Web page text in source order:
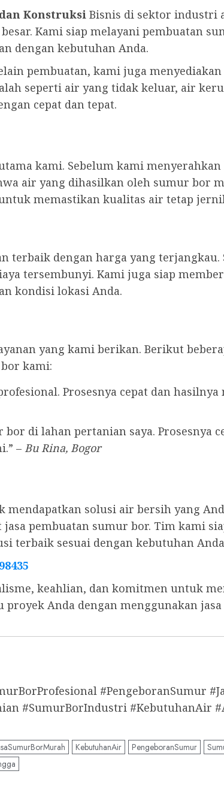
Konstruksi Bisnis di sektor industri
Kami siap melayani pembuatan
dengan kebutuhan Anda.
pembuatan, kami juga
seperti air yang tidak keluar, air
cepat dan tepat.
kami. Sebelum kami
air yang dihasilkan oleh sumur bor
memastikan kualitas air tetap
terbaik dengan harga yang
tersembunyi. Kami juga siap
kondisi lokasi Anda.
yang kami berikan. Berikut
kami:
Prosesnya cepat dan
bor di lahan pertanian saya. Prosesnya
– Bu Rina, Bogor
solusi air bersih yang
pembuatan sumur bor. Tim kami
terbaik sesuai dengan kebutuhan
keahlian, dan komitmen untuk
Anda dengan menggunakan
#PengeboranSumur
#SumurBorIndustri #KebutuhanAir
KebutuhanAir PengeboranSumur